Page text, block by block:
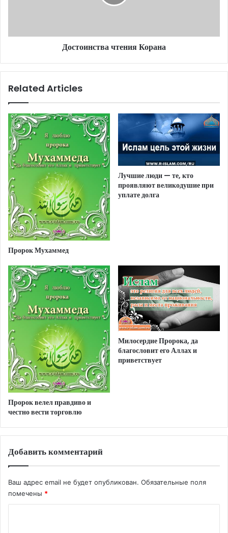
Достоинства чтения Корана
Related Articles
Пророк Мухаммед
Лучшие люди — те, кто
проявляют великодушие при
уплате долга
Пророк велел правдиво и
честно вести торговлю
Милосердие Пророка, да
благословит его Аллах и
приветствует
Добавить комментарий
Ваш адрес email не будет опубликован. Обязательные поля
помечены *